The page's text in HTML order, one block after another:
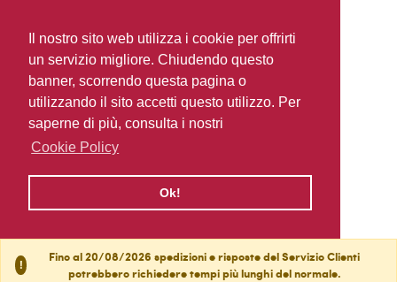
Il nostro sito web utilizza i cookie per offrirti
un servizio migliore. Chiudendo questo
banner, scorrendo questa pagina o
utilizzando il sito accetti questo utilizzo. Per
saperne di più, consulta i nostri
Cookie Policy
Ok!
!
Fino al 20/08/2026 spedizioni e risposte del Servizio Clienti
potrebbero richiedere tempi più lunghi del normale.